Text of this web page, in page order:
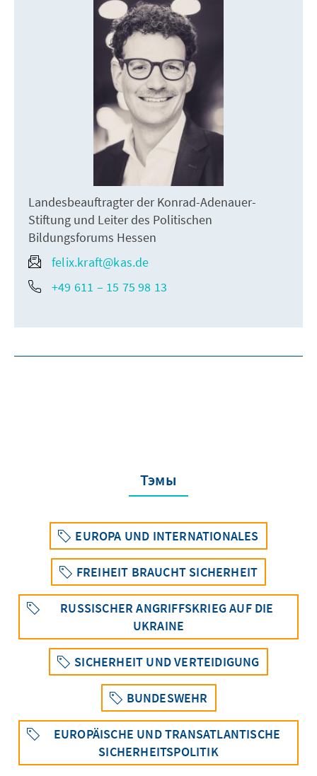
Landesbeauftragter der Konrad-Adenauer-
Stiftung und Leiter des Politischen
Bildungsforums Hessen
felix.kraft@kas.de
+49 611 – 15 75 98 13
Тэмы
EUROPA UND INTERNATIONALES
FREIHEIT BRAUCHT SICHERHEIT
RUSSISCHER ANGRIFFSKRIEG AUF DIE
UKRAINE
SICHERHEIT UND VERTEIDIGUNG
BUNDESWEHR
EUROPÄISCHE UND TRANSATLANTISCHE
SICHERHEITSPOLITIK